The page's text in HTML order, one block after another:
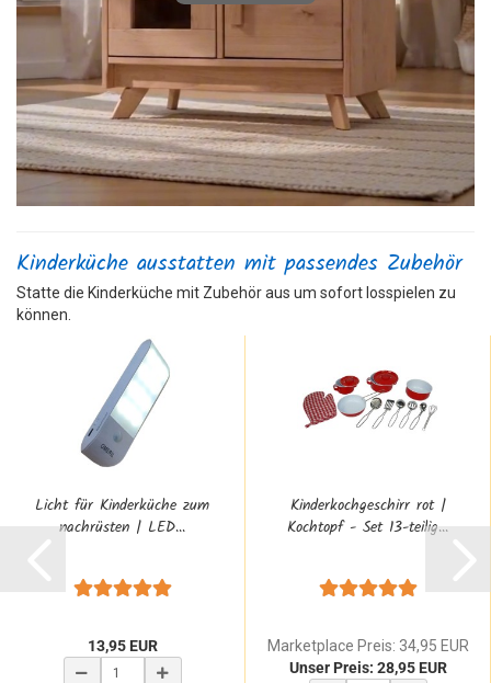
Kinderküche ausstatten mit passendes Zubehör
Statte die Kinderküche mit Zubehör aus um sofort losspielen zu
können.
Licht für Kinderküche zum
nachrüsten | LED...
13,95 EUR
Kinderkochgeschirr rot |
Kochtopf - Set 13-teilig...
Marketplace Preis: 34,95 EUR
Unser Preis: 28,95 EUR